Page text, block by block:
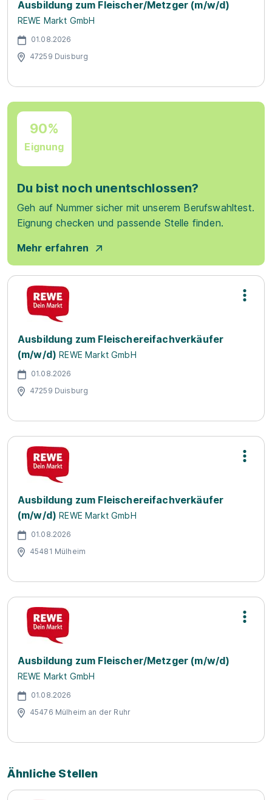
Ausbildung zum Fleischer/Metzger (m/w/d)
REWE Markt GmbH
01.08.2026
47259 Duisburg
90%
Eignung
Du bist noch unentschlossen?
Geh auf Nummer sicher mit unserem Berufswahltest.
Eignung checken und passende Stelle finden.
Mehr erfahren
Ausbildung zum Fleischereifachverkäufer
(m/w/d) REWE Markt GmbH
01.08.2026
47259 Duisburg
Ausbildung zum Fleischereifachverkäufer
(m/w/d) REWE Markt GmbH
01.08.2026
45481 Mülheim
Ausbildung zum Fleischer/Metzger (m/w/d)
REWE Markt GmbH
01.08.2026
45476 Mülheim an der Ruhr
Ähnliche Stellen